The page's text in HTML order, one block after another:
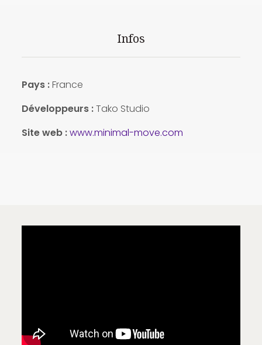
Infos
Pays :France
Développeurs :Tako Studio
Site web :www.minimal-move.com